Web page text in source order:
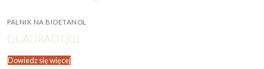
PALNIK NA BIOETANOL
QUADRAD Q01
Dowiedz się więcej